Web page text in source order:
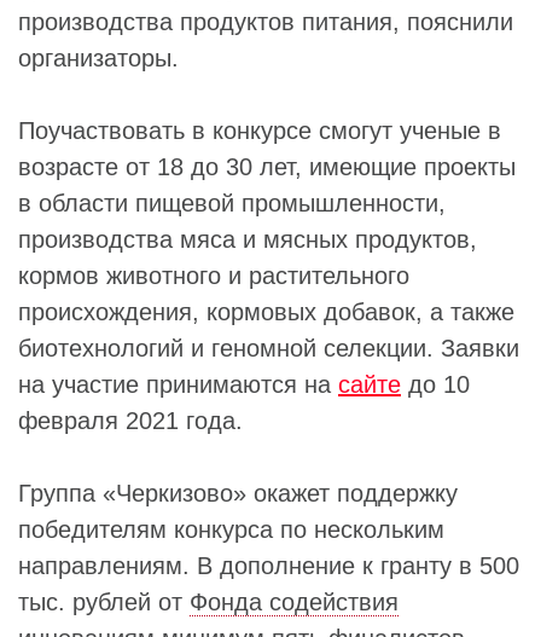
производства продуктов питания, пояснили
организаторы.
Поучаствовать в конкурсе смогут ученые в
возрасте от 18 до 30 лет, имеющие проекты
в области пищевой промышленности,
производства мяса и мясных продуктов,
кормов животного и растительного
происхождения, кормовых добавок, а также
биотехнологий и геномной селекции. Заявки
на участие принимаются на сайте до 10
февраля 2021 года.
Группа «Черкизово» окажет поддержку
победителям конкурса по нескольким
направлениям. В дополнение к гранту в 500
тыс. рублей от Фонда содействия